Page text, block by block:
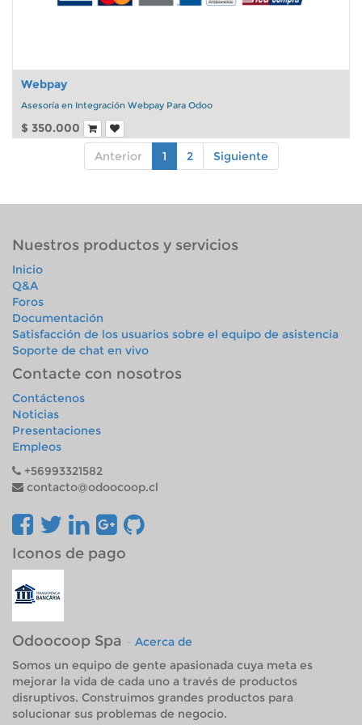
Webpay
Asesoría en Integración Webpay Para Odoo
$ 350.000
Anterior
1 2 Siguiente
Nuestros productos y servicios
Inicio
Q&A
Foros
Documentación
Satisfacción de los usuarios sobre el equipo de asistencia
Soporte de chat en vivo
Contacte con nosotros
Contáctenos
Noticias
Presentaciones
Empleos
+56993321582
contacto@odoocoop.cl
Iconos de pago
Odoocoop Spa Acerca de
Somos un equipo de gente apasionada cuya meta es
mejorar la vida de cada uno a través de productos
disruptivos. Construimos grandes productos para
solucionar sus problemas de negocio.